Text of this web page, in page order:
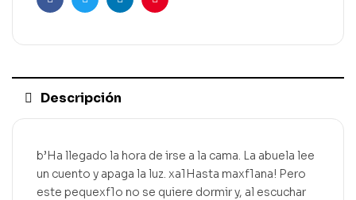
FacebookGorjeoLinkedInPinterest
Descripción
b’Ha llegado la hora de irse a la cama. La abuela lee
un cuento y apaga la luz. xa1Hasta maxf1ana! Pero
este pequexf1o no se quiere dormir y, al escuchar